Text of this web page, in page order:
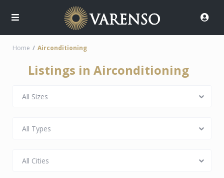
Home Airconditioning
Listings in Airconditioning
All Sizes
All Types
All Cities